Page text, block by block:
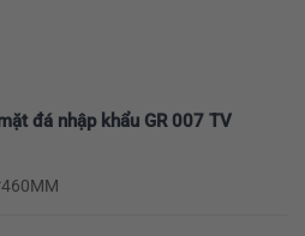
đá nhập khẩu GR 007 TV